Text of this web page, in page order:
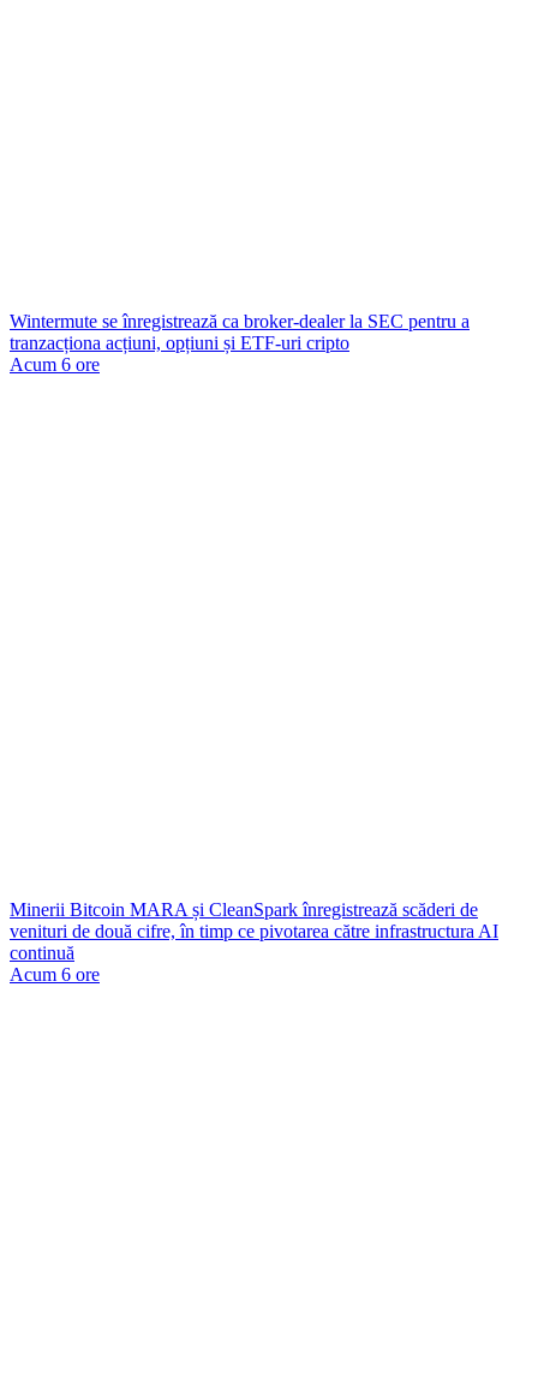
Wintermute se înregistrează ca broker-dealer la SEC pentru a
tranzacționa acțiuni, opțiuni și ETF-uri cripto
Acum 6 ore
Minerii Bitcoin MARA și CleanSpark înregistrează scăderi de
venituri de două cifre, în timp ce pivotarea către infrastructura AI
continuă
Acum 6 ore